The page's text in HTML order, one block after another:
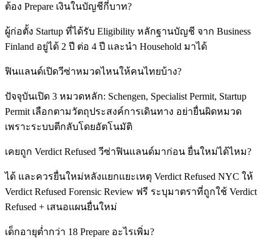
ต้อง Prepare เงินในบัญชีกี่บาท?
ผู้ก่อตั้ง Startup ที่ได้รับ Eligibility หลักฐานบัญชี จาก Business
Finland อยู่ได้ 2 ปี ต่อ 4 ปี และนำ Household มาได้
ฟินแลนด์เปิดวีซ่าหมวดไหนให้คนไทยบ้าง?
ปัจจุบันเปิด 3 หมวดหลัก: Schengen, Specialist Permit, Startup
Permit เลือกตามวัตถุประสงค์การเดินทาง อย่ายื่นผิดหมวด
เพราะระบบตีกลับโดยอัตโนมัติ
เคยถูก Verdict Refused วีซ่าฟินแลนด์มาก่อน ยื่นใหม่ได้ไหม?
ได้ และควรยื่นใหม่หลังแยกแยะเหตุ Verdict Refused NYC ให้
Verdict Refused Forensic Review ฟรี ระบุมาตราที่ถูกใช้ Verdict
Refused + เสนอแผนยื่นใหม่
เด็กอายุต่ำกว่า 18 Prepare อะไรเพิ่ม?